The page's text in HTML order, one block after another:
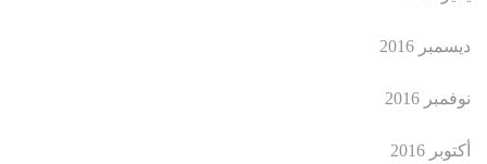
ديسمبر 2016
نوفمبر 2016
أكتوبر 2016